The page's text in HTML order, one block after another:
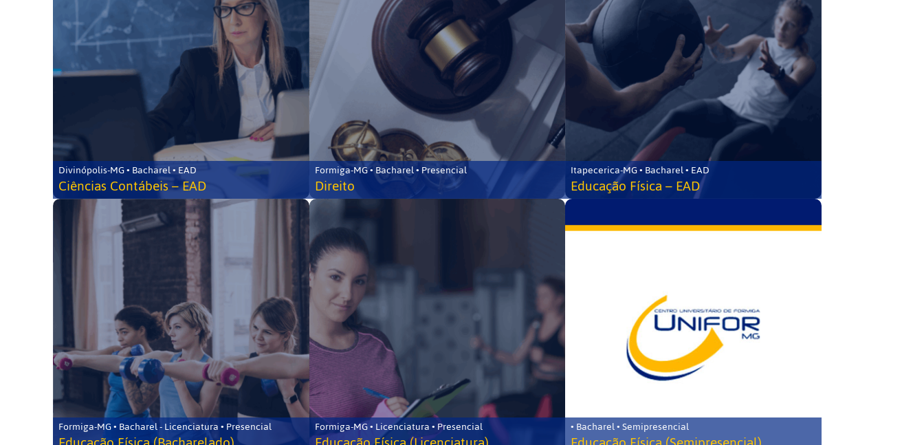
Divinópolis-MG • Bacharel • EAD
Ciências Contábeis – EAD
Formiga-MG • Bacharel • Presencial
Direito
Itapecerica-MG • Bacharel • EAD
Educação Física – EAD
Formiga-MG • Bacharel - Licenciatura • Presencial Formiga-MG • Licenciatura • Presencial • Bacharel • Semipresencial